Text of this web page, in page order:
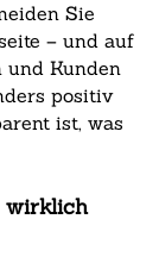
Sie
– und auf
und Kunden
positiv
ist, was
wirklich